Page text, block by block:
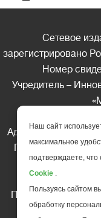
Сетевое
зарегистрировано
Номер
Учредитель –
Адрес редакции:
Петрозаводск, ул.
Телефон
Перепечатка
Наш сайт
максимальное
подтверждаете, что
Cookie .
Пользуясь сайтом
обработку